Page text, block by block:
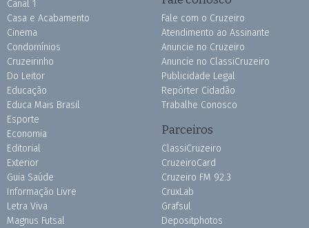
Canal 1
Casa e Acabamento
Cinema
Condomínios
Cruzeirinho
Do Leitor
Educação
Educa Mais Brasil
Esporte
Economia
Editorial
Exterior
Guia Saúde
Informação Livre
Letra Viva
Magnus Futsal
Fale com o Cruzeiro
Atendimento ao Assinante
Anuncie no Cruzeiro
Anuncie no ClassiCruzeiro
Publicidade Legal
Repórter Cidadão
Trabalhe Conosco
Parceiros
ClassiCruzeiro
CruzeiroCard
Cruzeiro FM 92.3
CruxLab
Grafsul
Depositphotos